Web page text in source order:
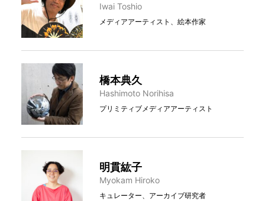
Iwai Toshio
メディアアーティスト、絵本作家
橋本典久
Hashimoto Norihisa
プリミティブメディアアーティスト
明貫紘子
Myokam Hiroko
キュレーター、アーカイブ研究者